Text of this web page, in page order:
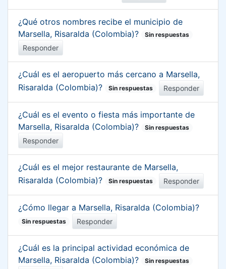
¿Qué otros nombres recibe el municipio de
Marsella, Risaralda (Colombia)?
Sin respuestas
Responder
¿Cuál es el aeropuerto más cercano a Marsella,
Risaralda (Colombia)?
Sin respuestas Responder
¿Cuál es el evento o fiesta más importante de
Marsella, Risaralda (Colombia)?
Sin respuestas
Responder
¿Cuál es el mejor restaurante de Marsella,
Risaralda (Colombia)?
Sin respuestas Responder
¿Cómo llegar a Marsella, Risaralda (Colombia)?
Sin respuestas Responder
¿Cuál es la principal actividad económica de
Marsella, Risaralda (Colombia)?
Sin respuestas